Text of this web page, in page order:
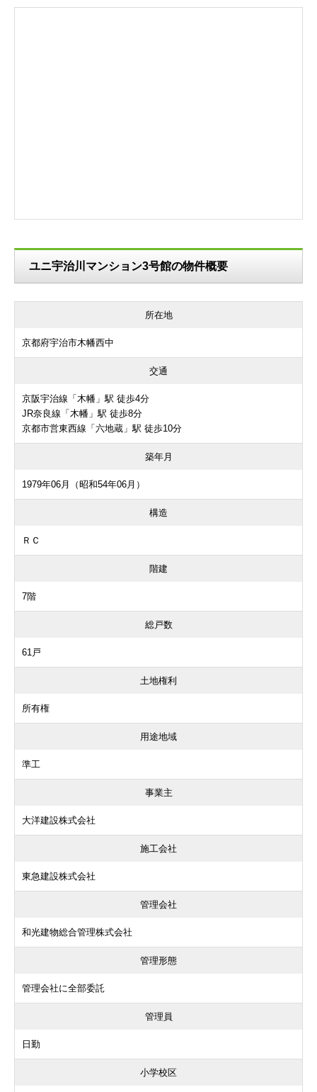
ユニ宇治川マンション3号館の物件概要
所在地
京都府宇治市木幡西中
交通
京阪宇治線「木幡」駅 徒歩4分
JR奈良線「木幡」駅 徒歩8分
京都市営東西線「六地蔵」駅 徒歩10分
築年月
1979年06月（昭和54年06月）
構造
ＲＣ
階建
7階
総戸数
61戸
土地権利
所有権
用途地域
準工
事業主
大洋建設株式会社
施工会社
東急建設株式会社
管理会社
和光建物総合管理株式会社
管理形態
管理会社に全部委託
管理員
日勤
小学校区